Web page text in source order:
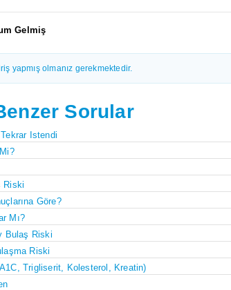
Gelmiş
yapmış olmanız gerekmektedir.
Sorular
Istendi
Riski
Göre?
Mı?
Bulaş Riski
Riski
Trigliserit, Kolesterol, Kreatin)